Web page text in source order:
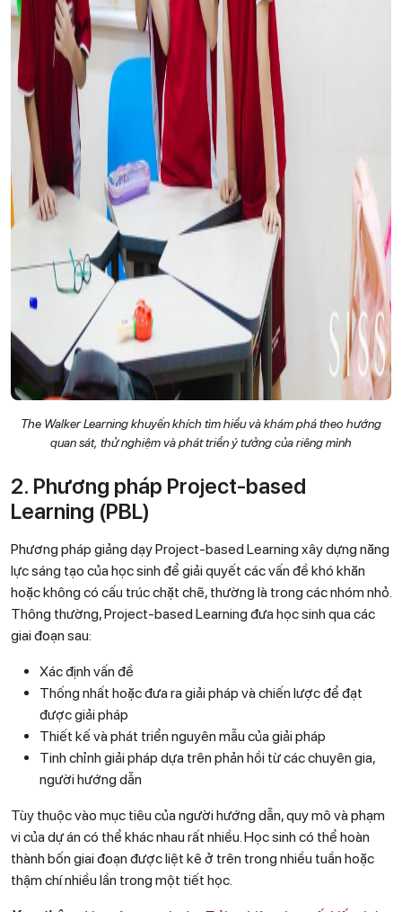
The Walker Learning khuyến khích tìm hiểu và khám phá theo hướng
quan sát, thử nghiệm và phát triển ý tưởng của riêng mình
2. Phương pháp Project-based
Learning (PBL)
Phương pháp giảng dạy Project-based Learning xây dựng năng
lực sáng tạo của học sinh để giải quyết các vấn đề khó khăn
hoặc không có cấu trúc chặt chẽ, thường là trong các nhóm nhỏ.
Thông thường, Project-based Learning đưa học sinh qua các
giai đoạn sau:
Xác định vấn đề
Thống nhất hoặc đưa ra giải pháp và chiến lược để đạt
được giải pháp
Thiết kế và phát triển nguyên mẫu của giải pháp
Tinh chỉnh giải pháp dựa trên phản hồi từ các chuyên gia,
người hướng dẫn
Tùy thuộc vào mục tiêu của người hướng dẫn, quy mô và phạm
vi của dự án có thể khác nhau rất nhiều. Học sinh có thể hoàn
thành bốn giai đoạn được liệt kê ở trên trong nhiều tuần hoặc
thậm chí nhiều lần trong một tiết học.